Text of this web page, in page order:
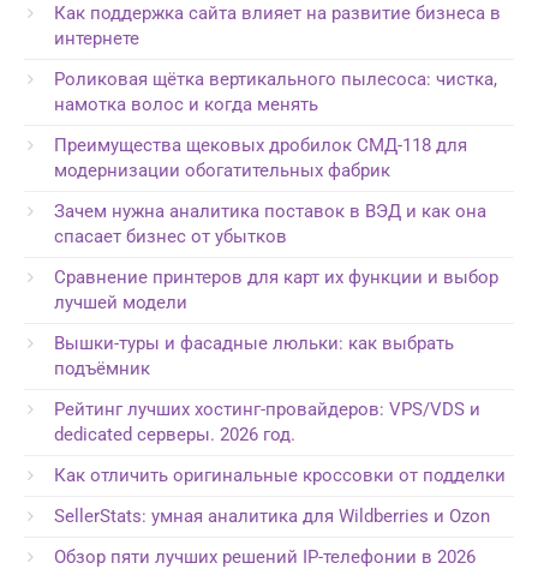
Как поддержка сайта влияет на развитие бизнеса в
интернете
Роликовая щётка вертикального пылесоса: чистка,
намотка волос и когда менять
Преимущества щековых дробилок СМД-118 для
модернизации обогатительных фабрик
Зачем нужна аналитика поставок в ВЭД и как она
спасает бизнес от убытков
Сравнение принтеров для карт их функции и выбор
лучшей модели
Вышки-туры и фасадные люльки: как выбрать
подъёмник
Рейтинг лучших хостинг-провайдеров: VPS/VDS и
dedicated серверы. 2026 год.
Как отличить оригинальные кроссовки от подделки
SellerStats: умная аналитика для Wildberries и Ozon
Обзор пяти лучших решений IP-телефонии в 2026